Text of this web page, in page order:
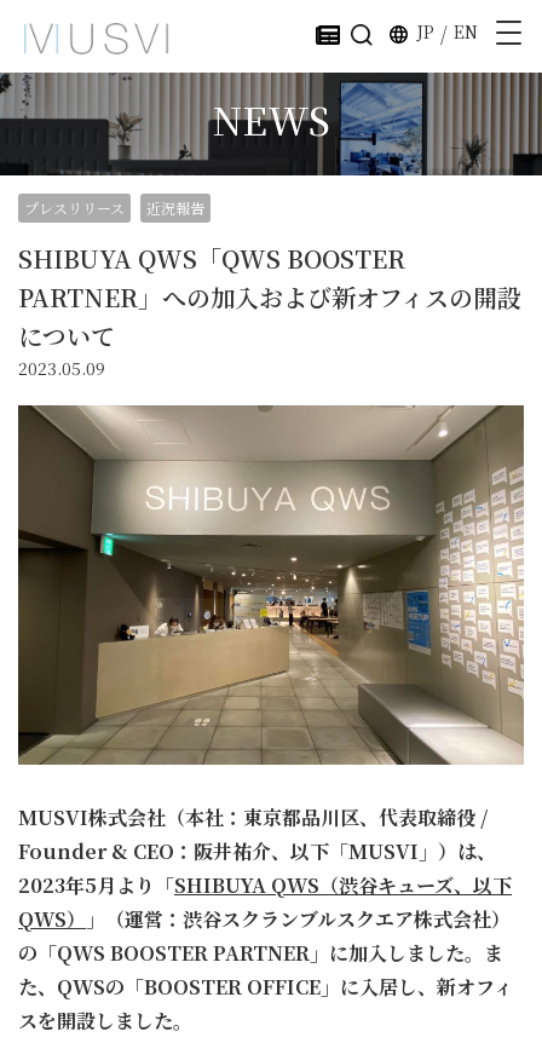
JP / EN
NEWS
プレスリリース 近況報告
SHIBUYA QWS「QWS BOOSTER
PARTNER」への加入および新オフィスの開設
について
2023.05.09
MUSVI株式会社（本社：東京都品川区、代表取締役 /
Founder & CEO：阪井祐介、以下「MUSVI」）は、
2023年5月より「SHIBUYA QWS（渋谷キューズ、以下
QWS）
」（運営：渋谷スクランブルスクエア株式会社）
の「QWS BOOSTER PARTNER」に加入しました。ま
た、QWSの「BOOSTER OFFICE」に入居し、新オフィ
スを開設しました。